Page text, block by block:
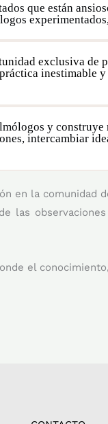
que están
exclusiva
inestimable
y
intercambiar
en la
las
el